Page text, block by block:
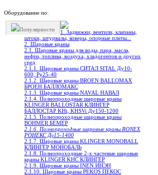
Оборудование по:
Популярности
1. Задвижки, вентили, клапаны,
штоки, штурвалы, коверы, опорные плиты...
2. Шаровые краны
2.1. Шаровые краны для воды, пара, масла,
нефти, топлива, воздуха, хладогентов и других
сред
2.1.1. Шаровые краны СИТАЛ SITAL Ду10-
600, Ру25-40
2.1.2. Шаровые краны BROEN BALLOMAX
БРОЕН БАЛЛОМАКС
2.1.3. Шаровые краны NAVAL НАВАЛ
2.1.4. Полнопроходные шаровые краны
KLINGER BALLOSTAR КЛИНГЕР
БАЛЛОСТАР KHi, KHSVi Ду150-1200
2.1.5. Полнопроходные шаровые краны
BOHMER БЕМЕР
2.1.6. Полнопроходные шаровые краны RONEX
РОНЕКС Ду15-1400
2.1.7. Шаровые краны KLINGER MONOBALL
КЛИНГЕР МОНОБАЛЬ
2.1.8. Полнопроходные 2-х частевые шаровые
краны KLINGER KHC КЛИНГЕР
2.1.9. Шаровые краны INEN ИНЭН
2.1.10. Шаровые краны PEKOS ПЕКОС